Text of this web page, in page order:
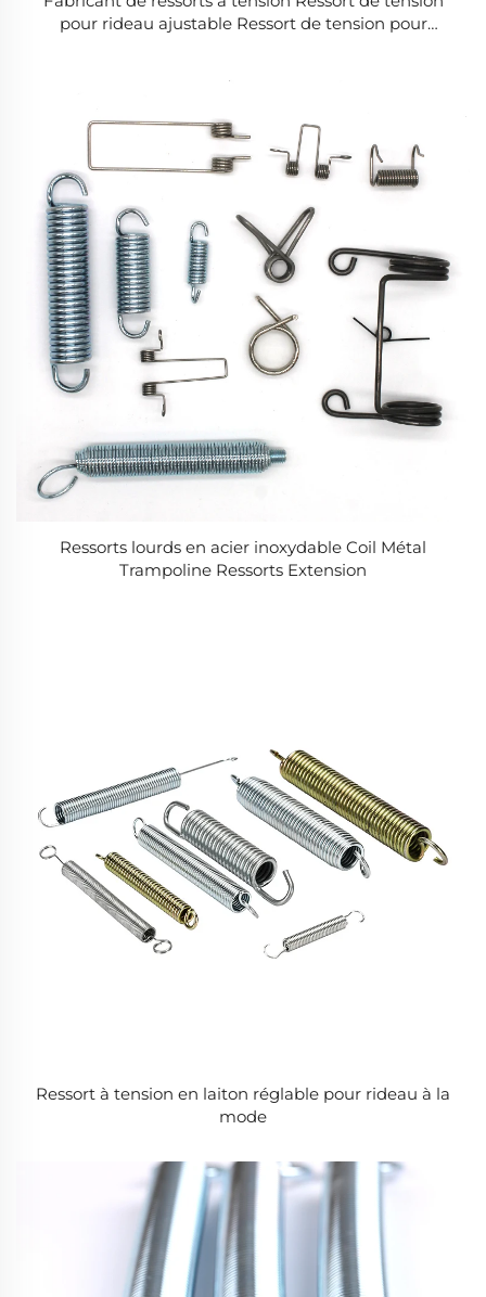
pour rideau ajustable Ressort de tension pour
Ressorts lourds en acier inoxydable Coil Métal
Trampoline Ressorts Extension
Ressort à tension en laiton réglable pour rideau à la
mode